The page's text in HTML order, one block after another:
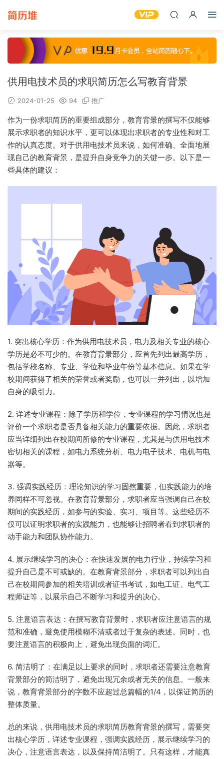
供用电技术员的求职简历怎么写教育背景
2024-01-25 94 推广
作为一份求职简历的重要组成部分，教育背景的撰写不仅能够
展示求职者的知识水平，更可以体现出求职者的专业性和对工
作的认真态度。对于供用电技术员来说，如何准确、全面地展
现自己的教育背景，是提升自身竞争力的关键一步。以下是一
些具体的建议：
1. 突出核心学历：作为供用电技术员，电力及相关专业的核心
学历是必不可少的。在教育背景部分，应首先列出最高学历，
包括学校名称、专业、学位和毕业年份等基本信息。如果在学
校期间获得了相关的荣誉或者奖励，也可以一并列出，以增加
自身的吸引力。
2. 详述专业课程：除了学历和学位，专业课程的学习情况也是
评价一个求职者是否具备相关能力的重要依据。因此，求职者
应当详细列出在校期间所修的专业课程，尤其是与供用电技术
密切相关的课程，如电力系统分析、电力电子技术、电机与电
器等。
3. 强调实践经历：理论知识的学习固然重要，但实践能力的培
养同样不可忽视。在教育背景部分，求职者应当强调自己在校
期间的实践经历，如参与的实验、实习、项目等。这些经历不
仅可以证明求职者的实践能力，也能够让招聘者看到求职者的
动手能力和团队协作能力。
4. 展示继续学习的决心：在快速发展的电力行业，持续学习和
提升自己是不可或缺的。在教育背景部分，求职者可以列出自
己在校期间参加的相关培训或者证书考试，如电工证、电气工
程师证等，以展示自己不断学习和提升的决心。
5. 注意语言表达：在撰写教育背景时，求职者应注意语言的规
范和准确，避免使用模糊不清或者过于复杂的表述。同时，也
要注意语言的积极向上，避免出现负面的词汇。
6. 简洁明了：在满足以上要求的同时，求职者还需要注意教育
背景部分的简洁明了，避免出现冗余或者无关的信息。一般来
说，教育背景部分的字数不应超过总篇幅的1/4，以保证简历的
整体质量。
总的来说，供用电技术员的求职简历教育背景的撰写，需要突
出核心学历，详述专业课程，强调实践经历，展示继续学习的
决心，注意语言表达，以及保持简洁明了。只有这样，才能真